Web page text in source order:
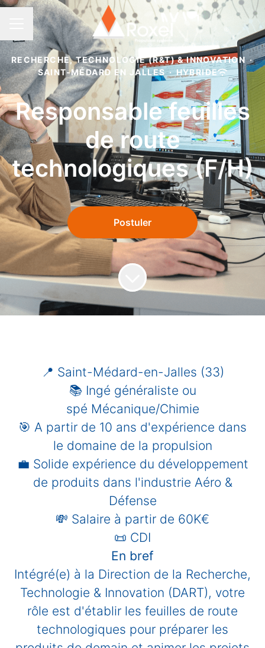
MENU CARRIÈRE
RECHERCHE, TECHNOLOGIE (R&T) & INNOVATION ·
SAINT-MÉDARD EN JALLES · HYBRIDE
Responsable feuilles
de route
technologiques (F/H)
Postuler
📍 Saint-Médard-en-Jalles (33)
📚 Ingé généraliste ou
spé Mécanique/Chimie
🎯 A partir de 10 ans d'expérience dans
le domaine de la propulsion
💼 Solide expérience du développement
de produits dans l'industrie Aéro &
Défense
💸 Salaire à partir de 60K€
📜 CDI
En bref
Intégré(e) à la Direction de la Recherche,
Technologie & Innovation (DART), votre
rôle est d'établir les feuilles de route
technologiques pour préparer les